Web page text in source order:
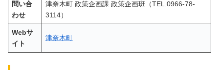
問い合
わせ
津奈木町 政策企画課 政策企画班（TEL.0966-78-
3114）
Webサ
イト
津奈木町